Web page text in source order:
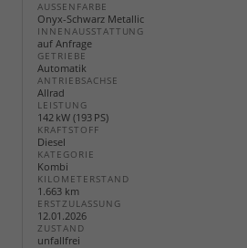
AUSSENFARBE
Onyx-Schwarz Metallic
INNENAUSSTATTUNG
auf Anfrage
GETRIEBE
Automatik
ANTRIEBSACHSE
Allrad
LEISTUNG
142 kW (193 PS)
KRAFTSTOFF
Diesel
KATEGORIE
Kombi
KILOMETERSTAND
1.663 km
ERSTZULASSUNG
12.01.2026
ZUSTAND
unfallfrei